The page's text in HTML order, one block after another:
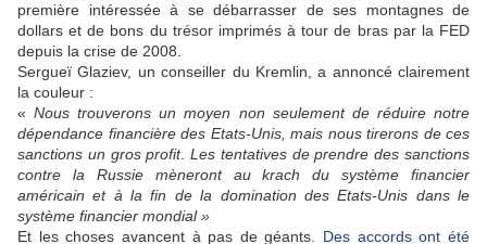
première intéressée à se débarrasser de ses montagnes de
dollars et de bons du trésor imprimés à tour de bras par la FED
depuis la crise de 2008.
Sergueï Glaziev, un conseiller du Kremlin, a annoncé clairement
la couleur :
«Nous trouverons un moyen non seulement de réduire notre
dépendance financière des Etats-Unis, mais nous tirerons de ces
sanctions un gros profit. Les tentatives de prendre des sanctions
contre la Russie mèneront au krach du système financier
américain et à la fin de la domination des Etats-Unis dans le
système financier mondial »
Et les choses avancent à pas de géants. Des accords ont été